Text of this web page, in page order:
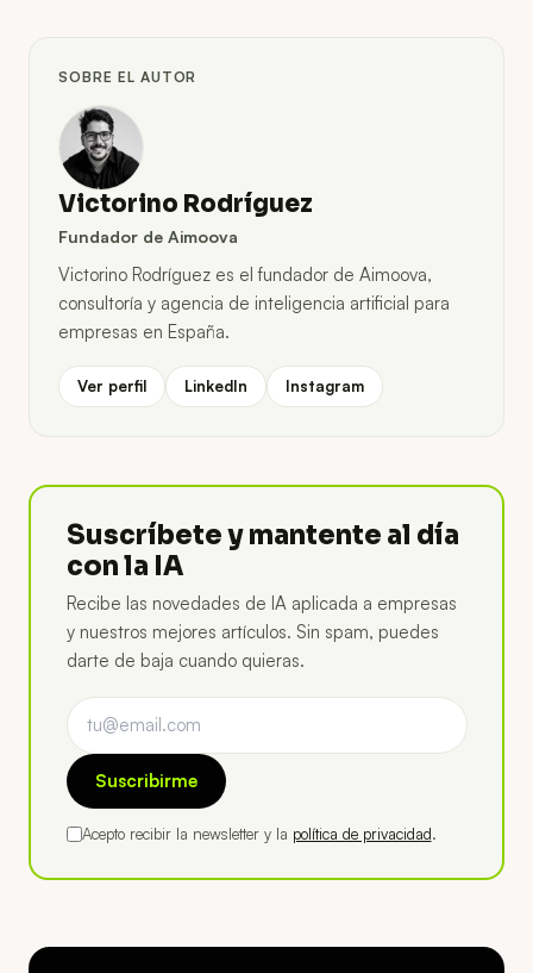
SOBRE EL AUTOR
Victorino Rodríguez
Fundador de Aimoova
Victorino Rodríguez es el fundador de Aimoova,
consultoría y agencia de inteligencia artificial para
empresas en España.
Ver perfil LinkedIn Instagram
Suscríbete y mantente al día
con la IA
Recibe las novedades de IA aplicada a empresas
y nuestros mejores artículos. Sin spam, puedes
darte de baja cuando quieras.
Suscribirme
Acepto recibir la newsletter y la política de privacidad.